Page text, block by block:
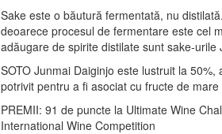
Sake este o băutură fermentată, nu
deoarece procesul de fermentare este cel
adăugare de spirite distilate sunt sake-urile
SOTO Junmai Daiginjo este lustruit la
potrivit pentru a fi asociat cu fructe de
PREMII: 91 de puncte la Ultimate Wine
International Wine Competition